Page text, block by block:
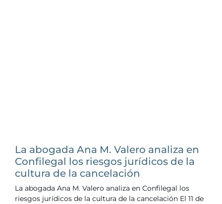
La abogada Ana M. Valero analiza en
Confilegal los riesgos jurídicos de la
cultura de la cancelación
La abogada Ana M. Valero analiza en Confilegal los
riesgos jurídicos de la cultura de la cancelación El 11 de